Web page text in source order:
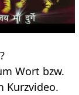
Wort bzw.
in diesem Kurzvideo.